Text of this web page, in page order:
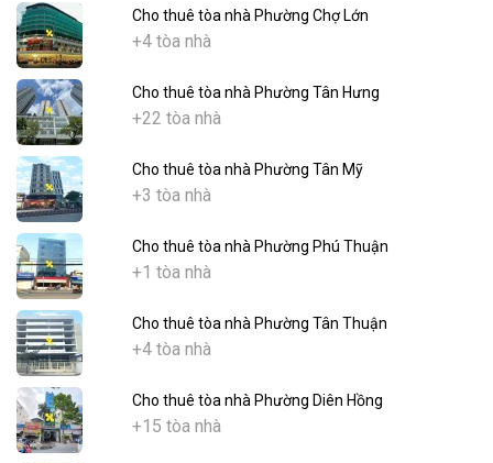
Cho thuê tòa nhà Phường Chợ Lớn
+4 tòa nhà
Cho thuê tòa nhà Phường Tân Hưng
+22 tòa nhà
Cho thuê tòa nhà Phường Tân Mỹ
+3 tòa nhà
Cho thuê tòa nhà Phường Phú Thuận
+1 tòa nhà
Cho thuê tòa nhà Phường Tân Thuận
+4 tòa nhà
Cho thuê tòa nhà Phường Diên Hồng
+15 tòa nhà